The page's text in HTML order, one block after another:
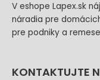
V eshope Lapex.sk
náradia pre
pre podniky a
KONTAKTUJTE